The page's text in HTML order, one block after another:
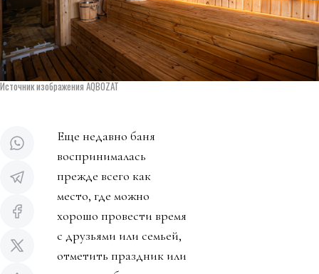
Источник изображения AQBOZAT
Еще недавно баня
воспринималась
прежде всего как
место, где можно
хорошо провести время
с друзьями или семьей,
отметить праздник или